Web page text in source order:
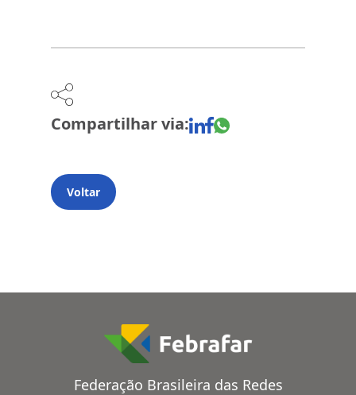
Compartilhar via:
Voltar
Federação Brasileira das Redes